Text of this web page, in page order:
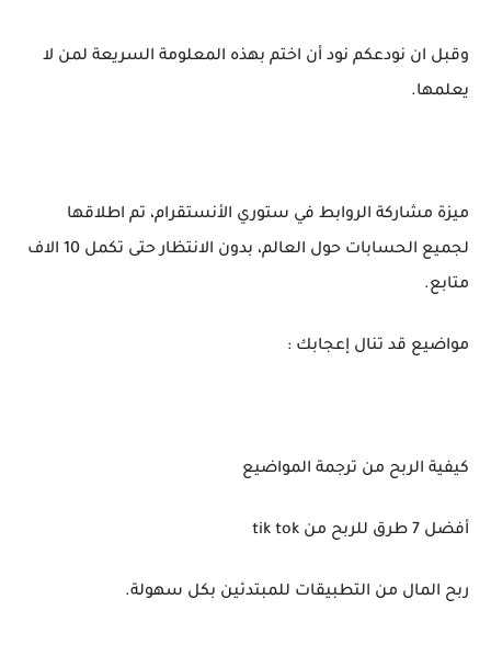
وقبل ان نودعكم نود أن اختم بهذه المعلومة السريعة لمن لا
يعلمها.
ميزة مشاركة الروابط في ستوري الأنستقرام، تم اطلاقها
لجميع الحسابات حول العالم، بدون الانتظار حتى تكمل 10 الاف
متابع.
مواضيع قد تنال إعجابك :
كيفية الربح من ترجمة المواضيع
أفضل 7 طرق للربح من tik tok
ربح المال من التطبيقات للمبتدئين بكل سهولة.